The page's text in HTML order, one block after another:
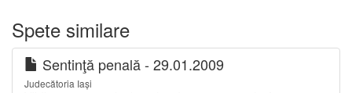
Spete similare
Sentinţă penală - 29.01.2009
Judecătoria Iași